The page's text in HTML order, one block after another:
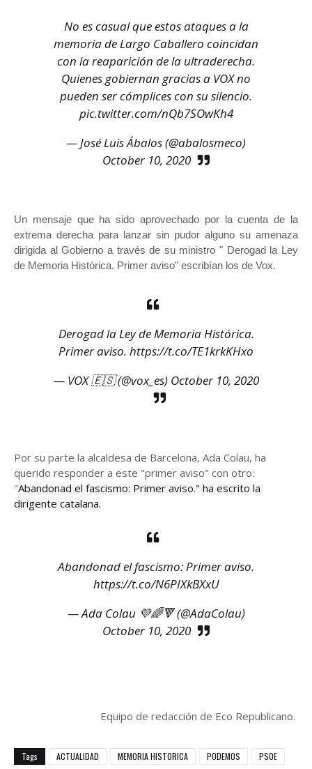
No es casual que estos ataques a la
memoria de Largo Caballero coincidan
con la reaparición de la ultraderecha.
Quienes gobiernan gracias a VOX no
pueden ser cómplices con su silencio.
pic.twitter.com/nQb7SOwKh4
— José Luis Ábalos (@abalosmeco)
October 10, 2020
Un mensaje que ha sido aprovechado por la cuenta de la
extrema derecha para lanzar sin pudor alguno su amenaza
dirigida al Gobierno a través de su ministro " Derogad la Ley
de Memoria Histórica. Primer aviso" escribían los de Vox.
Derogad la Ley de Memoria Histórica.
Primer aviso. https://t.co/TE1krkKHxo
— VOX 🇪🇸 (@vox_es) October 10, 2020
Por su parte la alcaldesa de Barcelona, Ada Colau, ha
querido responder a este "primer aviso" con otro:
"Abandonad el fascismo: Primer aviso." ha escrito la
dirigente catalana.
Abandonad el fascismo: Primer aviso.
https://t.co/N6PIXkBXxU
— Ada Colau 💜🌈🔻 (@AdaColau)
October 10, 2020
Equipo de redacción de Eco Republicano.
Tags ACTUALIDAD MEMORIA HISTORICA PODEMOS
PSOE